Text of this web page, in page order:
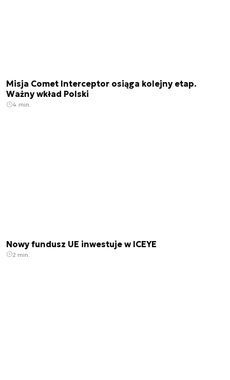
Misja Comet Interceptor osiąga kolejny etap.
Ważny wkład Polski
4 min.
Nowy fundusz UE inwestuje w ICEYE
2 min.